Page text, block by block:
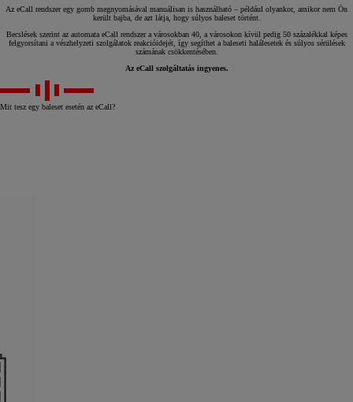
Az eCall rendszer egy gomb megnyomásával manuálisan is használható – például olyankor, amikor nem Ön
került bajba, de azt látja, hogy súlyos baleset történt.
Becslések szerint az automata eCall rendszer a városokban 40, a városokon kívül pedig 50 százalékkal képes
felgyorsítani a vészhelyzeti szolgálatok reakcióidejét, így segíthet a baleseti halálesetek és súlyos sérülések
számának csökkentésében.
Az eCall szolgáltatás ingyenes.
Mit tesz egy baleset esetén az eCall?